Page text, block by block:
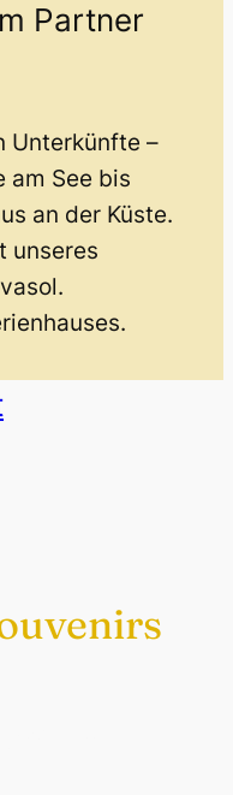
Partner
Unterkünfte –
am See bis
an der Küste.
unseres